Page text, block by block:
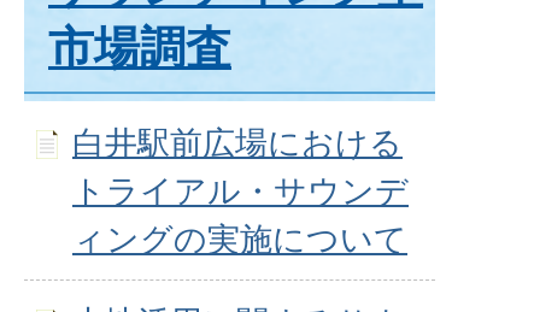
市場調査
白井駅前広場における
トライアル・サウンデ
ィングの実施について